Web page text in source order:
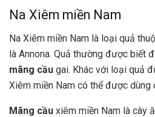
Na Xiêm miền Nam
Na Xiêm miền Nam là loại quả
là Annona. Quả thường được biết
mãng cầu gai. Khác với loại quả
Xiêm miền Nam có thể được dùng
Mãng cầu xiêm miền Nam là cây